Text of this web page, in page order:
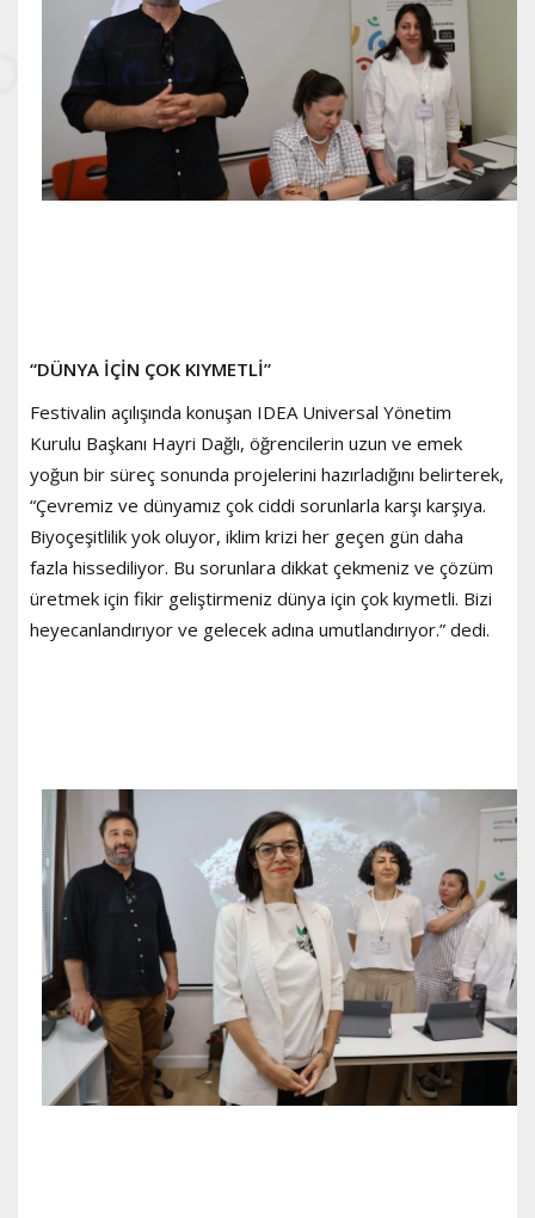
“DÜNYA İÇİN ÇOK KIYMETLİ”
Festivalin açılışında konuşan IDEA Universal Yönetim
Kurulu Başkanı Hayri Dağlı, öğrencilerin uzun ve emek
yoğun bir süreç sonunda projelerini hazırladığını belirterek,
“Çevremiz ve dünyamız çok ciddi sorunlarla karşı karşıya.
Biyoçeşitlilik yok oluyor, iklim krizi her geçen gün daha
fazla hissediliyor. Bu sorunlara dikkat çekmeniz ve çözüm
üretmek için fikir geliştirmeniz dünya için çok kıymetli. Bizi
heyecanlandırıyor ve gelecek adına umutlandırıyor.” dedi.